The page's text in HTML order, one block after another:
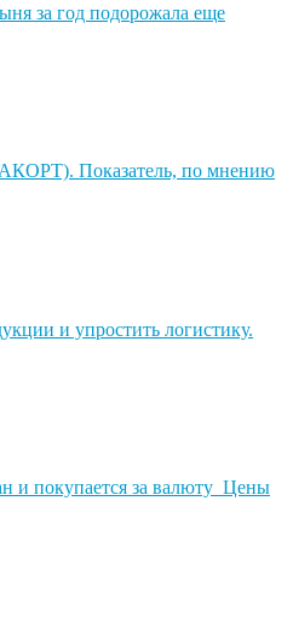
за год подорожала еще
Показатель, по мнению
и упростить логистику.
и покупается за валюту Цены